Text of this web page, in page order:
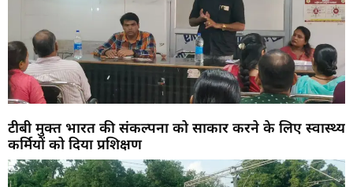
टीबी मुक्त भारत की संकल्पना को साकार करने के लिए स्वास्थ्य
कर्मियों को दिया प्रशिक्षण